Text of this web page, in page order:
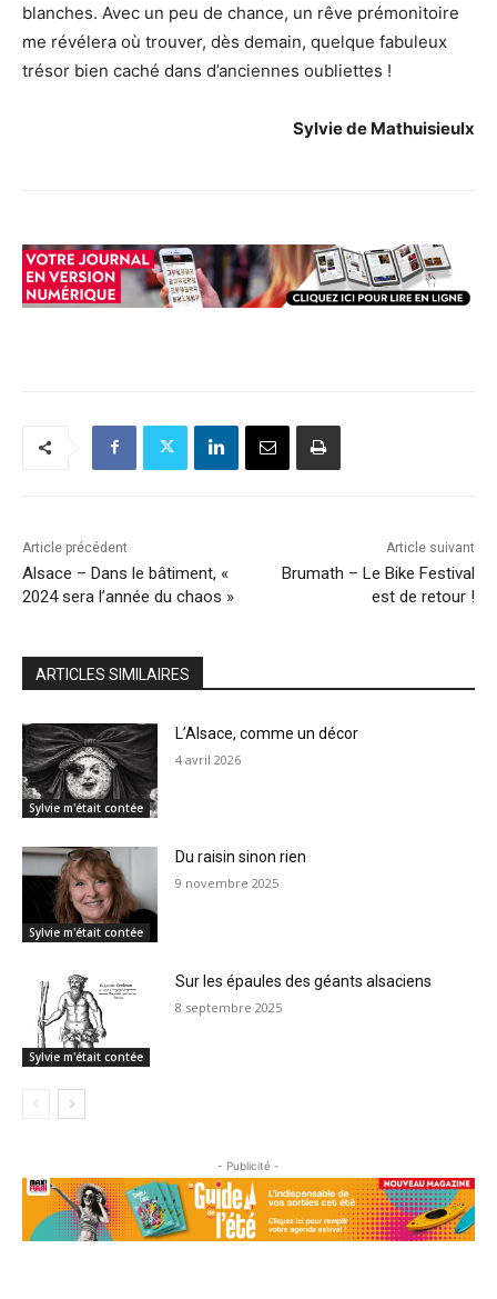
blanches. Avec un peu de chance, un rêve prémonitoire
me révélera où trouver, dès demain, quelque fabuleux
trésor bien caché dans d’anciennes oubliettes !
Sylvie de Mathuisieulx
Article précédent
Alsace – Dans le bâtiment, «
2024 sera l’année du chaos »
Article suivant
Brumath – Le Bike Festival
est de retour !
ARTICLES SIMILAIRES
Sylvie m'était contée
L’Alsace, comme un décor
4 avril 2026
Sylvie m'était contée
Du raisin sinon rien
9 novembre 2025
Sylvie m'était contée
Sur les épaules des géants alsaciens
8 septembre 2025
- Publicité -